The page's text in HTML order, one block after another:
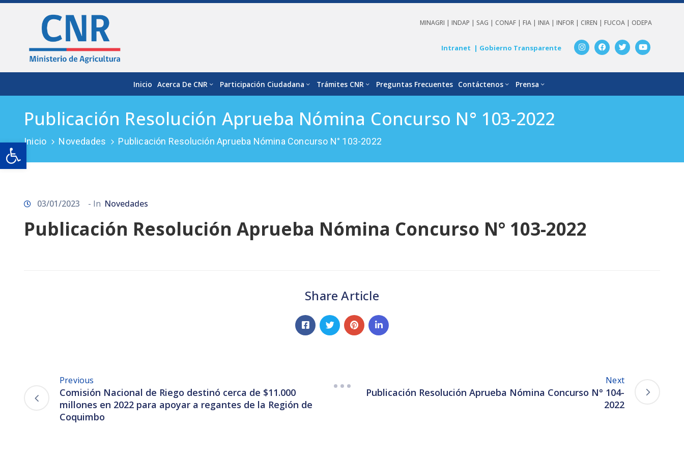
Open toolbar
MINAGRI |INDAP | SAG | CONAF |FIA |INIA |INFOR | CIREN |FUCOA | ODEPA
Intranet | Gobierno Transparente
Inicio Acerca De CNR Participación Ciudadana Trámites CNR Preguntas Frecuentes Contáctenos Prensa
Publicación Resolución Aprueba Nómina Concurso N° 103-2022
Inicio Novedades Publicación Resolución Aprueba Nómina Concurso N° 103-2022
03/01/2023 - In Novedades
Publicación Resolución Aprueba Nómina Concurso N° 103-2022
Share Article
Previous
Comisión Nacional de Riego destinó cerca de $11.000
millones en 2022 para apoyar a regantes de la Región de
Coquimbo
Next
Publicación Resolución Aprueba Nómina Concurso N° 104-
2022